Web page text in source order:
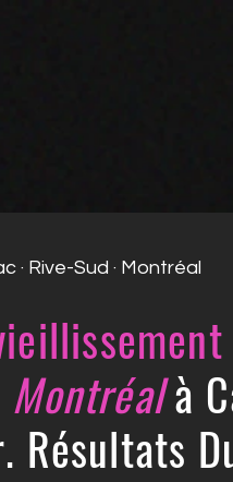
· Rive-Sud · Montréal
Montréalà
Résultats